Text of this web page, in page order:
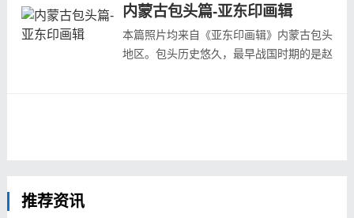
【包头城外，自玉皇顶向西南方向拍摄。】
【包头城内，传统的民居。】
【包头二里半地区，黄河渡口附近的小吃摊
点。】
内蒙古包头篇-亚东印画辑
本篇照片均来自《亚东印画辑》内蒙古包头
地区。包头历史悠久，最早战国时期的是赵
推荐资讯